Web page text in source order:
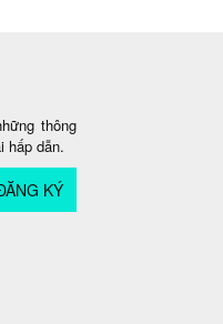
thông
hấp dẫn.
KÝ